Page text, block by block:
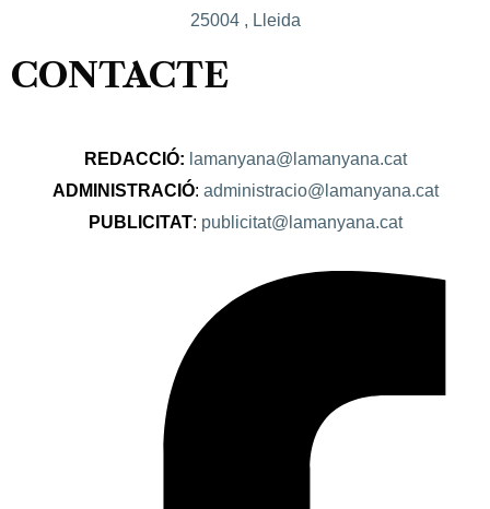
25004 , Lleida
CONTACTE
REDACCIÓ: lamanyana@lamanyana.cat
ADMINISTRACIÓ: administracio@lamanyana.cat
PUBLICITAT: publicitat@lamanyana.cat